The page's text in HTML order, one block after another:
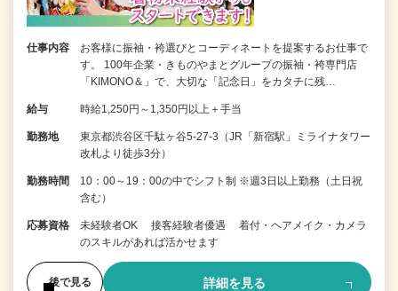
仕事内容
お客様に振袖・袴選びとコーディネートを提案するお仕事で
す。 100年企業・きものやまとグループの振袖・袴専門店
「KIMONO＆」で、大切な「記念日」をカタチに残…
給与 時給1,250円～1,350円以上＋手当
勤務地
東京都渋谷区千駄ヶ谷5-27-3（JR「新宿駅」ミライナタワー
改札より徒歩3分）
勤務時間
10：00～19：00の中でシフト制 ※週3日以上勤務（土日祝
含む）
応募資格
未経験者OK 接客経験者優遇 着付・ヘアメイク・カメラ
のスキルがあれば活かせます
後で見る 詳細を見る